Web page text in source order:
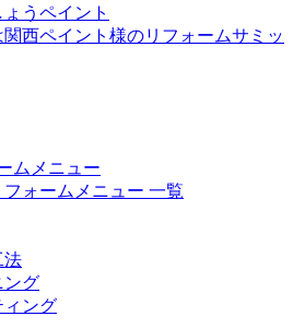
ムメニュー
ォームメニュー 一覧
法
ング
ィング